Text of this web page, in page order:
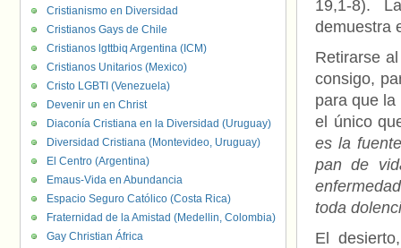
19,1-8).
demuestra
Retirarse
consigo,
para que
el único
es la
pan de
toda
El
Cristianismo en Diversidad
Cristianos Gays de Chile
Cristianos lgttbiq Argentina (ICM)
Cristianos Unitarios (Mexico)
Cristo LGBTI (Venezuela)
Devenir un en Christ
Diaconía Cristiana en la Diversidad (Uruguay)
Diversidad Cristiana (Montevideo, Uruguay)
El Centro (Argentina)
Emaus-Vida en Abundancia
Espacio Seguro Católico (Costa Rica)
Fraternidad de la Amistad (Medellin, Colombia)
Gay Christian África